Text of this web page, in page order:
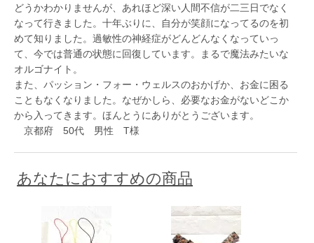
どうかわかりませんが、あれほど深い人間不信が二三日でなく
なって行きました。十年ぶりに、自分が笑顔になってるのを初
めて知りました。過敏性の神経症がどんどんなくなっていっ
て、今では普通の状態に回復しています。まるで魔法みたいな
オルゴナイト。
また、パッション・フォー・ウェルスのおかげか、お金に困る
こともなくなりました。なぜかしら、必要なお金がないどこか
から入ってきます。ほんとうにありがとうございます。
京都府 50代 男性 T様
あなたにおすすめの商品